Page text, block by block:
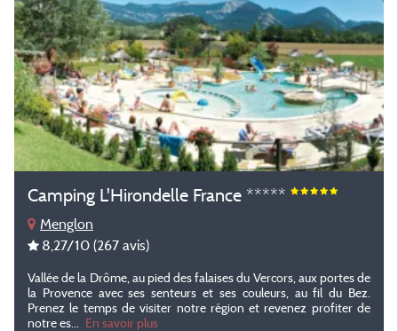
Camping L'Hirondelle France *****
Menglon
8,27/10 (267 avis)
Vallée de la Drôme, au pied des falaises du Vercors, aux portes de
la Provence avec ses senteurs et ses couleurs, au fil du Bez.
Prenez le temps de visiter notre région et revenez profiter de
notre es...
En savoir plus